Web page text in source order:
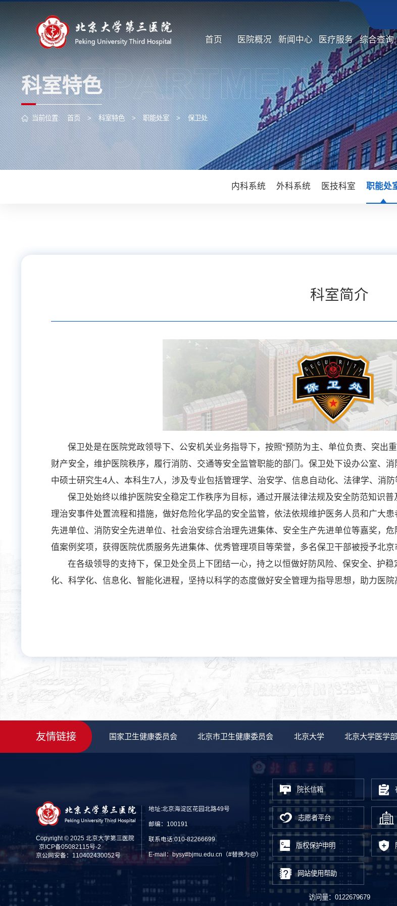
首页 医院概况 新闻中心 医疗服务 综合查询
科室特色
当前位置: 首页 > 科室特色 > 职能处室 > 保卫处
内科系统 外科系统 医技科室 职能处
科室简介
保卫处是在医院党政领导下、公安机关业务指导下，按照“预防为主、单位负责、突出
财产安全，维护医院秩序，履行消防、交通等安全监管职能的部门。保卫处下设办公室、
中硕士研究生4人、本科生7人，涉及专业包括管理学、治安学、信息自动化、法律学、消
保卫处始终以维护医院安全稳定工作秩序为目标，通过开展法律法规及安全防范知识
理治安事件处置流程和措施，做好危险化学品的安全监管，依法依规维护医务人员和广大
先进单位、消防安全先进单位、社会治安综合治理先进集体、安全生产先进单位等嘉奖，
值案例奖项，获得医院优质服务先进集体、优秀管理项目等荣誉，多名保卫干部被授予北
在各级领导的支持下，保卫处全员上下团结一心，持之以恒做好防风险、保安全、护
化、科学化、信息化、智能化进程，坚持以科学的态度做好安全管理为指导思想，助力医
友情链接 国家卫生健康委员会 北京市卫生健康委员会 北京大学 北京大学医学部
Copyright © 2025 北京大学第三医院
京ICP备05082115号-2
京公网安备：110402430052号
地址:北京海淀区花园北路49号
邮编：100191
联系电话:010-82266699
E-mail：bysy#bjmu.edu.cn（#替换为@）
院长信箱
志愿者平台
版权保护申明
网站使用帮助
访问量： 0122679679